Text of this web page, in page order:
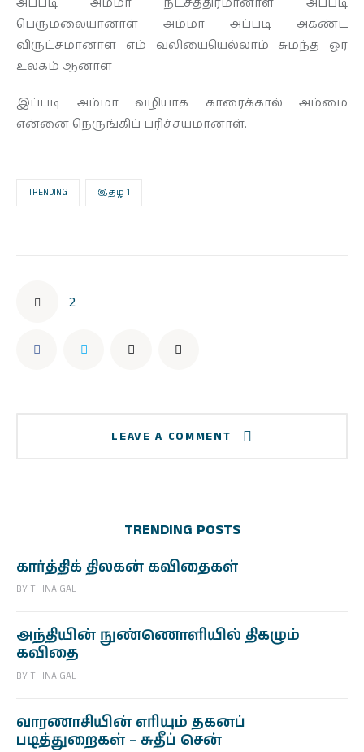
பெருமலையானாள் அம்மா அப்படி அகண்ட
விருட்சமானாள் எம் வலியையெல்லாம் சுமந்த ஓர்
உலகம் ஆனாள்
இப்படி அம்மா வழியாக காரைக்கால் அம்மை
என்னை நெருங்கிப் பரிச்சயமானாள்.
TRENDING இதழ் 1
2
LEAVE A COMMENT
TRENDING POSTS
கார்த்திக் திலகன் கவிதைகள்
BY THINAIGAL
அந்தியின் நுண்ணொளியில் திகழும்
கவிதை
BY THINAIGAL
வாரணாசியின் எரியும் தகனப்
படித்துறைகள் – சுதீப் சென்